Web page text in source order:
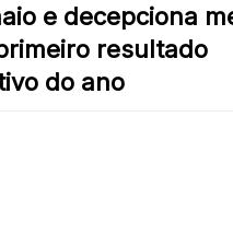
e decepciona
resultado
do ano